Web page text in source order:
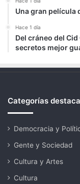
Una gran película
Hace 1 día
Del cráneo del
secretos mejor
Categorías
Democracia y
Gente y Sociedad
Cultura y Artes
Cultura